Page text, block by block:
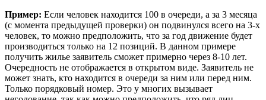
Пример: Если человек находится 100 в очереди, а за 3 месяца
(с момента предыдущей проверки) он подвинулся всего на 3-х
человек, то можно предположить, что за год движение будет
производиться только на 12 позиций. В данном примере
получить жилье заявитель сможет примерно через 8-10 лет.
Очередность не отображается в открытом виде. Заявитель не
может знать, кто находится в очереди за ним или перед ним.
Только порядковый номер. Это у многих вызывает